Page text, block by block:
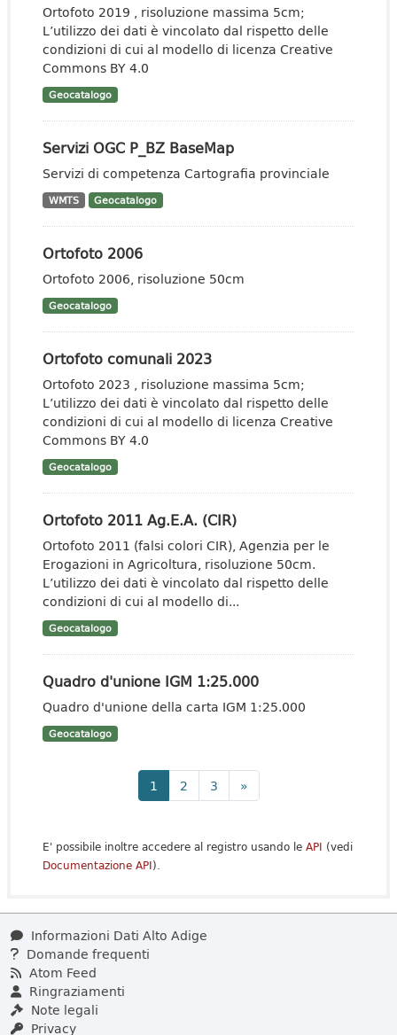
Ortofoto 2019 , risoluzione massima 5cm;
L’utilizzo dei dati è vincolato dal rispetto delle
condizioni di cui al modello di licenza Creative
Commons BY 4.0
Geocatalogo
Servizi OGC P_BZ BaseMap
Servizi di competenza Cartografia provinciale
WMTS Geocatalogo
Ortofoto 2006
Ortofoto 2006, risoluzione 50cm
Geocatalogo
Ortofoto comunali 2023
Ortofoto 2023 , risoluzione massima 5cm;
L’utilizzo dei dati è vincolato dal rispetto delle
condizioni di cui al modello di licenza Creative
Commons BY 4.0
Geocatalogo
Ortofoto 2011 Ag.E.A. (CIR)
Ortofoto 2011 (falsi colori CIR), Agenzia per le
Erogazioni in Agricoltura, risoluzione 50cm.
L’utilizzo dei dati è vincolato dal rispetto delle
condizioni di cui al modello di...
Geocatalogo
Quadro d'unione IGM 1:25.000
Quadro d'unione della carta IGM 1:25.000
Geocatalogo
1 2 3 »
E' possibile inoltre accedere al registro usando le API (vedi
Documentazione API).
Informazioni Dati Alto Adige
Domande frequenti
Atom Feed
Ringraziamenti
Note legali
Privacy